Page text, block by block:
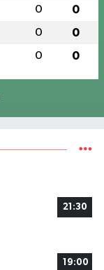
0 0
0 0
0 0
21:30
19:00